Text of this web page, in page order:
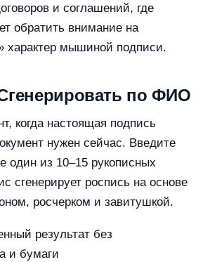
и соглашений, где
обратить внимание на
характер мышиной подписи.
по ФИО
когда настоящая подпись
нужен сейчас. Введите
из 10–15 рукописных
сгенерирует роспись на основе
росчерком и завитушкой.
результат без
и бумаги